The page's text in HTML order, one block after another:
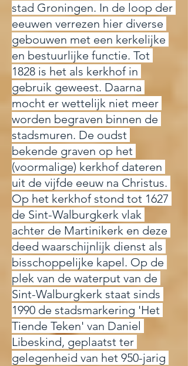
stad Groningen. In de loop der
eeuwen verrezen hier diverse
gebouwen met een kerkelijke
en bestuurlijke functie. Tot
1828 is het als kerkhof in
gebruik geweest. Daarna
mocht er wettelijk niet meer
worden begraven binnen de
stadsmuren. De oudst
bekende graven op het
(voormalige) kerkhof dateren
uit de vijfde eeuw na Christus.
Op het kerkhof stond tot 1627
de Sint-Walburgkerk vlak
achter de Martinikerk en deze
deed waarschijnlijk dienst als
bisschoppelijke kapel. Op de
plek van de waterput van de
Sint-Walburgkerk staat sinds
1990 de stadsmarkering 'Het
Tiende Teken' van Daniel
Libeskind, geplaatst ter
gelegenheid van het 950-jarig